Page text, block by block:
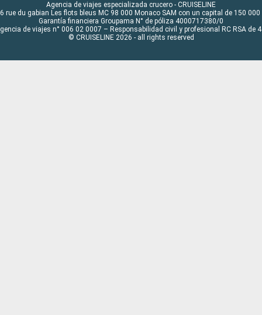
Agencia de viajes especializada crucero - CRUISELINE
rue du gabian Les flots bleus MC 98 000 Monaco SAM con un capital de 150 000
Garantía financiera Groupama N° de póliza 4000717380/0
de viajes n° 006 02 0007 – Responsabilidad civil y profesional RC RSA de
© CRUISELINE 2026 - all rights reserved